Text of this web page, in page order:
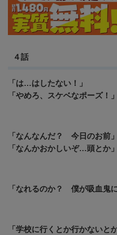
４話
「は…はしたない！」
「やめろ、スケベなポーズ！
「なんなんだ？ 今日のお前」
「なんかおかしいぞ…頭とか
「なれるのか？ 僕が吸血鬼
「学校に行くとか行かないと